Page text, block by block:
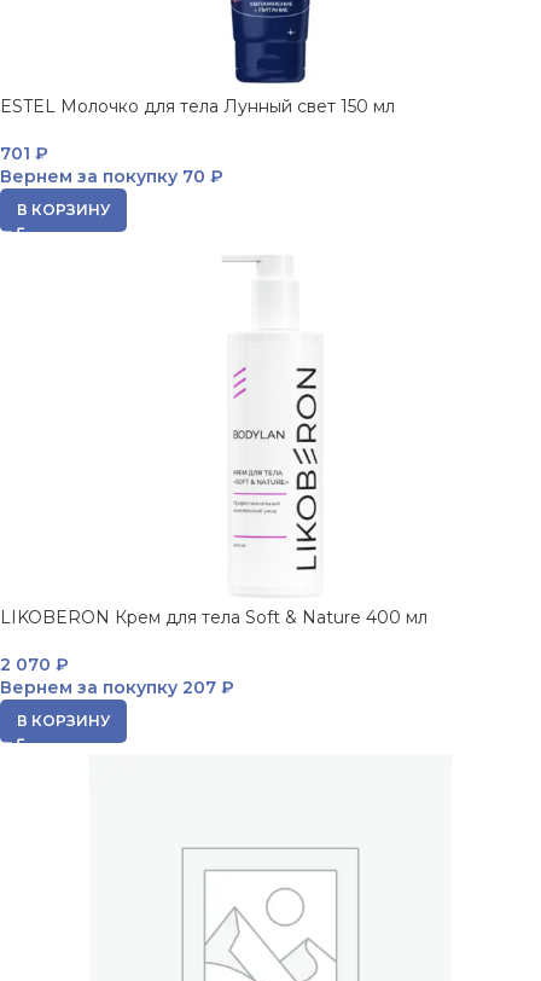
ESTEL Молочко для тела Лунный свет 150 мл
701 ₽
Вернем за покупку 70 ₽
В КОРЗИНУ
LIKOBERON Крем для тела Soft & Nature 400 мл
2 070 ₽
Вернем за покупку 207 ₽
В КОРЗИНУ